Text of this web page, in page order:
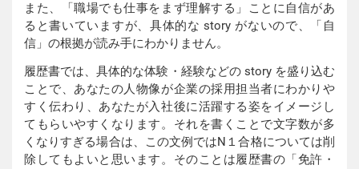
また、「職場でも仕事をまず理解する」ことに自信があ
ると書いていますが、具体的な story がないので、「自
信」の根拠が読み手にわかりません。
履歴書では、具体的な体験・経験などの story を盛り込む
ことで、あなたの人物像が企業の採用担当者にわかりや
すく伝わり、あなたが入社後に活躍する姿をイメージし
てもらいやすくなります。それを書くことで文字数が多
くなりすぎる場合は、この文例ではN１合格については削
除してもよいと思います。そのことは履歴書の「免許・